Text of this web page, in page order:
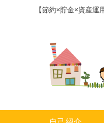
【節約×貯金×資産